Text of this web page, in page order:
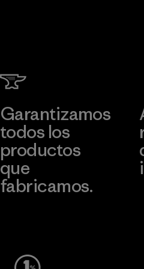
Garantizamos
todos los
productos
que
fabricamos.